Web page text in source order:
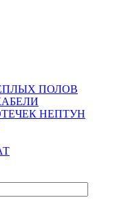
ПОЛОВ
НЕПТУН